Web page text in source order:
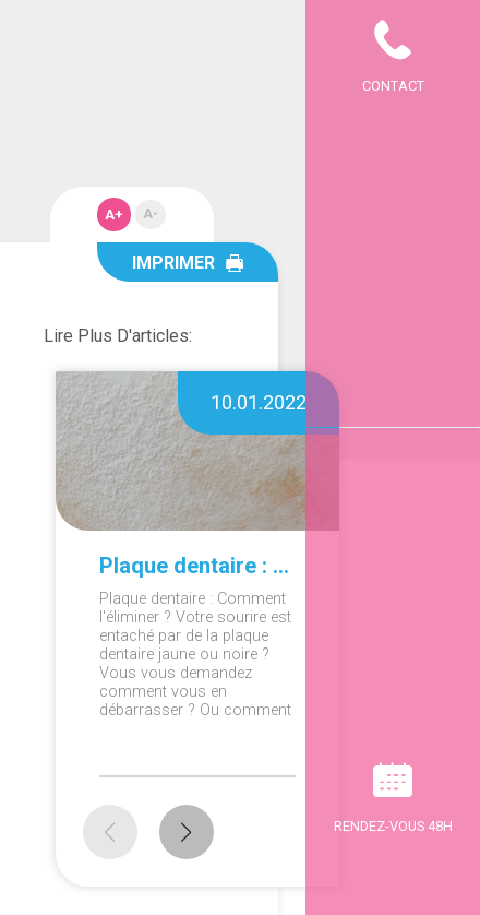
A+ A-
IMPRIMER
Lire Plus D'articles:
10.01.2022
Plaque dentaire : Comment l'éliminer ?
Plaque dentaire : Comment
l'éliminer ? Votre sourire est
entaché par de la plaque
dentaire jaune ou noire ?
Vous vous demandez
comment vous en
débarrasser ? Ou comment
CONTACT
RENDEZ-VOUS 48H